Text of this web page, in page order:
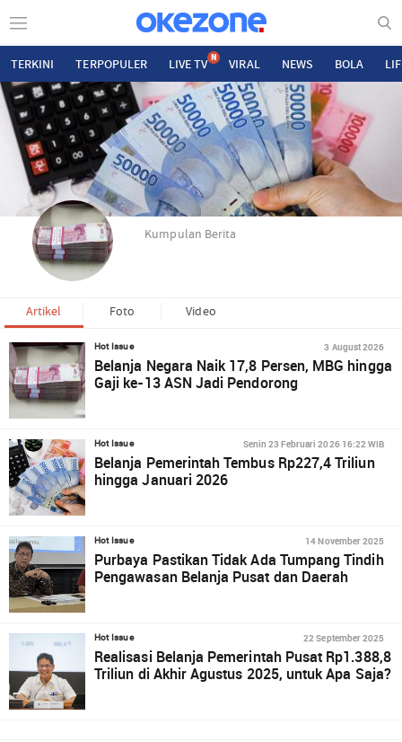
TERKINI TERPOPULER LIVE TV N VIRAL NEWS BOLA
Kumpulan Berita
Artikel Foto Video
Hot Issue 3 August 2026
Belanja Negara Naik 17,8 Persen, MBG hingga
Gaji ke-13 ASN Jadi Pendorong
Hot Issue Senin 23 Februari 2026 16:22 WIB
Belanja Pemerintah Tembus Rp227,4 Triliun
hingga Januari 2026
Hot Issue 14 November 2025
Purbaya Pastikan Tidak Ada Tumpang Tindih
Pengawasan Belanja Pusat dan Daerah
Hot Issue 22 September 2025
Realisasi Belanja Pemerintah Pusat Rp1.388,8
Triliun di Akhir Agustus 2025, untuk Apa Saja?